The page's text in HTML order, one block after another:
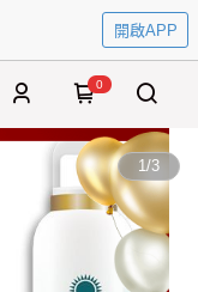
開啟APP
0
1/3